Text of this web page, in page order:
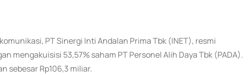
PT Sinergi Inti Andalan Prima Tbk (INET), resmi
mengakuisisi 53,57% saham PT Personel Alih Daya Tbk (PADA).
sebesar Rp106,3 miliar.